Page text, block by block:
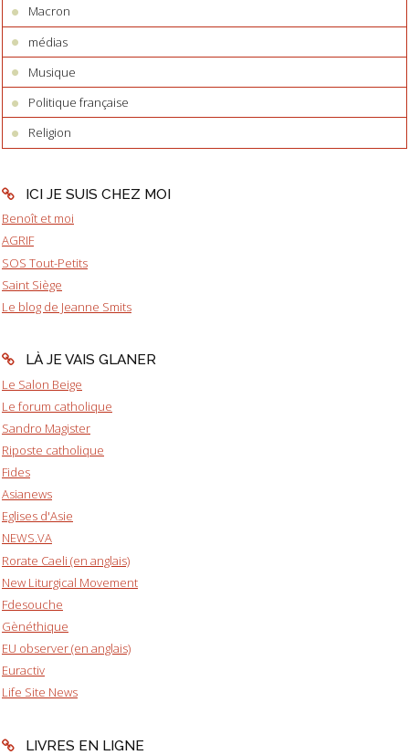
Macron
médias
Musique
Politique française
Religion
ICI JE SUIS CHEZ MOI
Benoît et moi
AGRIF
SOS Tout-Petits
Saint Siège
Le blog de Jeanne Smits
LÀ JE VAIS GLANER
Le Salon Beige
Le forum catholique
Sandro Magister
Riposte catholique
Fides
Asianews
Eglises d'Asie
NEWS.VA
Rorate Caeli (en anglais)
New Liturgical Movement
Fdesouche
Gènéthique
EU observer (en anglais)
Euractiv
Life Site News
LIVRES EN LIGNE